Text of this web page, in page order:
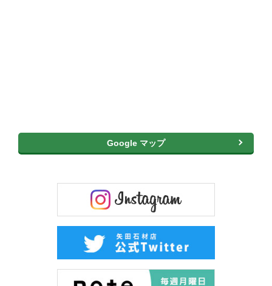
Google マップ